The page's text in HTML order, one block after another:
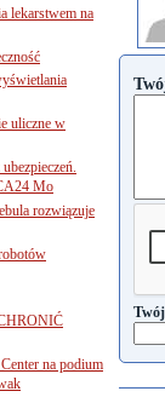
lekarstwem na
uliczne w
Mo
rozwiązuje
na podium